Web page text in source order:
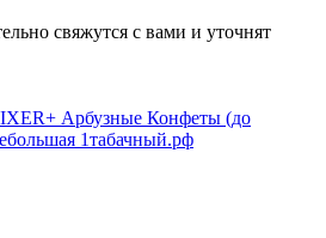
свяжутся с вами и уточнят